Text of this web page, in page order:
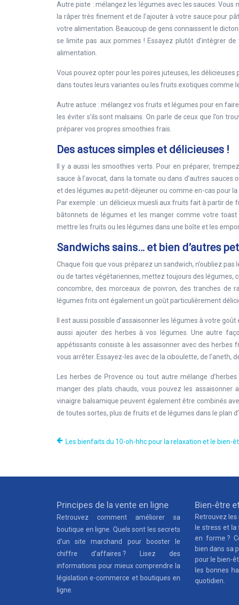
Autre piste : mélangez les légumes avec les sauces.
la râper très finement et de l’ajouter à votre sauce pour
votre alimentation. Beaucoup de gens connaissent le
se limite pas aux pommes ! Essayez plutôt d’intégrer
alimentation.
Vous pouvez opter pour les poires juteuses, les
dans toutes leurs variantes ou les fruits exotiques comme
Autre astuce : mélangez vos fruits et légumes pour en
les éviter s’ils sont malsains. On parle de ceux que l’on
préparer vos propres smoothies frais.
Des astuces simples et délicieuses !
Il y a aussi les smoothies verts. Pour en préparer,
sauce à l’avocat, dans la tomate ou dans d’autres
et des légumes au petit-déjeuner ou comme en-cas pour
Par exemple : un délicieux muesli aux fruits fait à partir de
bâtonnets de légumes et les manger comme votre
mettre les fruits ou les légumes dans une boîte et les
Sandwichs sains… et bien d’autres
Chaque fois que vous préparez un sandwich, n’oubliez
ou de tartes végétariennes, mettez toujours des légumes,
concombre, des morceaux de poivron, des tranches de
légumes frits ont également un goût particulièrement
Il est aussi possible d’assaisonner les légumes à votre
aussi ajouter des herbes à vos légumes. Une autre
appétissants consiste à les assaisonner avec des herbes
vous arrêter. Essayez-les avec de la ciboulette, de l’aneth, de
Les herbes de Provence ou tout autre mélange
manger des plats chauds, vous pouvez les assaisonner
vinaigre balsamique peuvent également être combinés
de toutes sortes, plus de fruits et de légumes dans le plan
Les bienfaits du 10-oh-hhc pour la relaxation et le bien-
Principes de la vente en ligne
Retrouvez comment améliorer sa
boutique en ligne. Quels sont les secrets
d’un site marchand pour booster le
chiffre d’affaires ? Lisez des
informations pour mieux comprendre la
législation e-commerce et boutiques en
ligne.
Bien-être
Retrouvez
le stress et
en forme ?
bien dans sa
pour le bien-
les bonnes
quotidien.